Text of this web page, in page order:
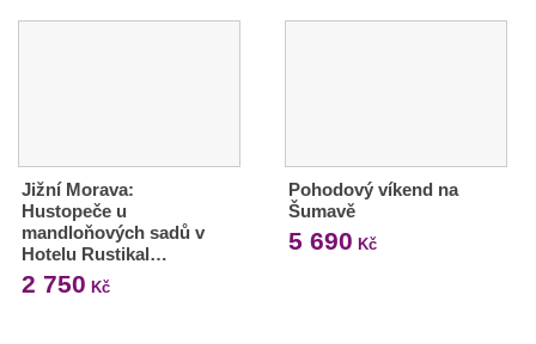
Jižní Morava:
Hustopeče u
mandloňových sadů v
Hotelu Rustikal…
2 750 Kč
Pohodový víkend na
Šumavě
5 690 Kč